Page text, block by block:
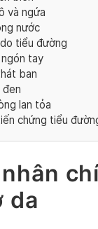
và ngứa
nước
tiểu đường
tay
ban
đen
lan tỏa
chứng tiểu
da